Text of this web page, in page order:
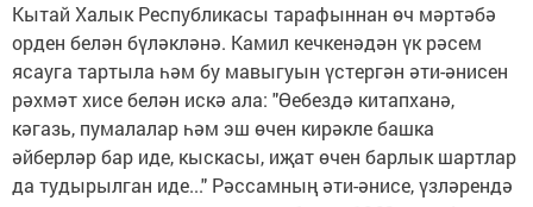
Кытай Халык Республикасы тарафыннан өч мәртәбә
орден белән бүләкләнә. Камил кечкенәдән үк рәсем
ясауга тартыла һәм бу мавыгуын үстергән әти-әнисен
рәхмәт хисе белән искә ала: "Өебездә китапханә,
кәгазь, пумалалар һәм эш өчен кирәкле башка
әйберләр бар иде, кыскасы, иҗат өчен барлык шартлар
да тудырылган иде..." Рәссамның әти-әнисе, үзләрендә